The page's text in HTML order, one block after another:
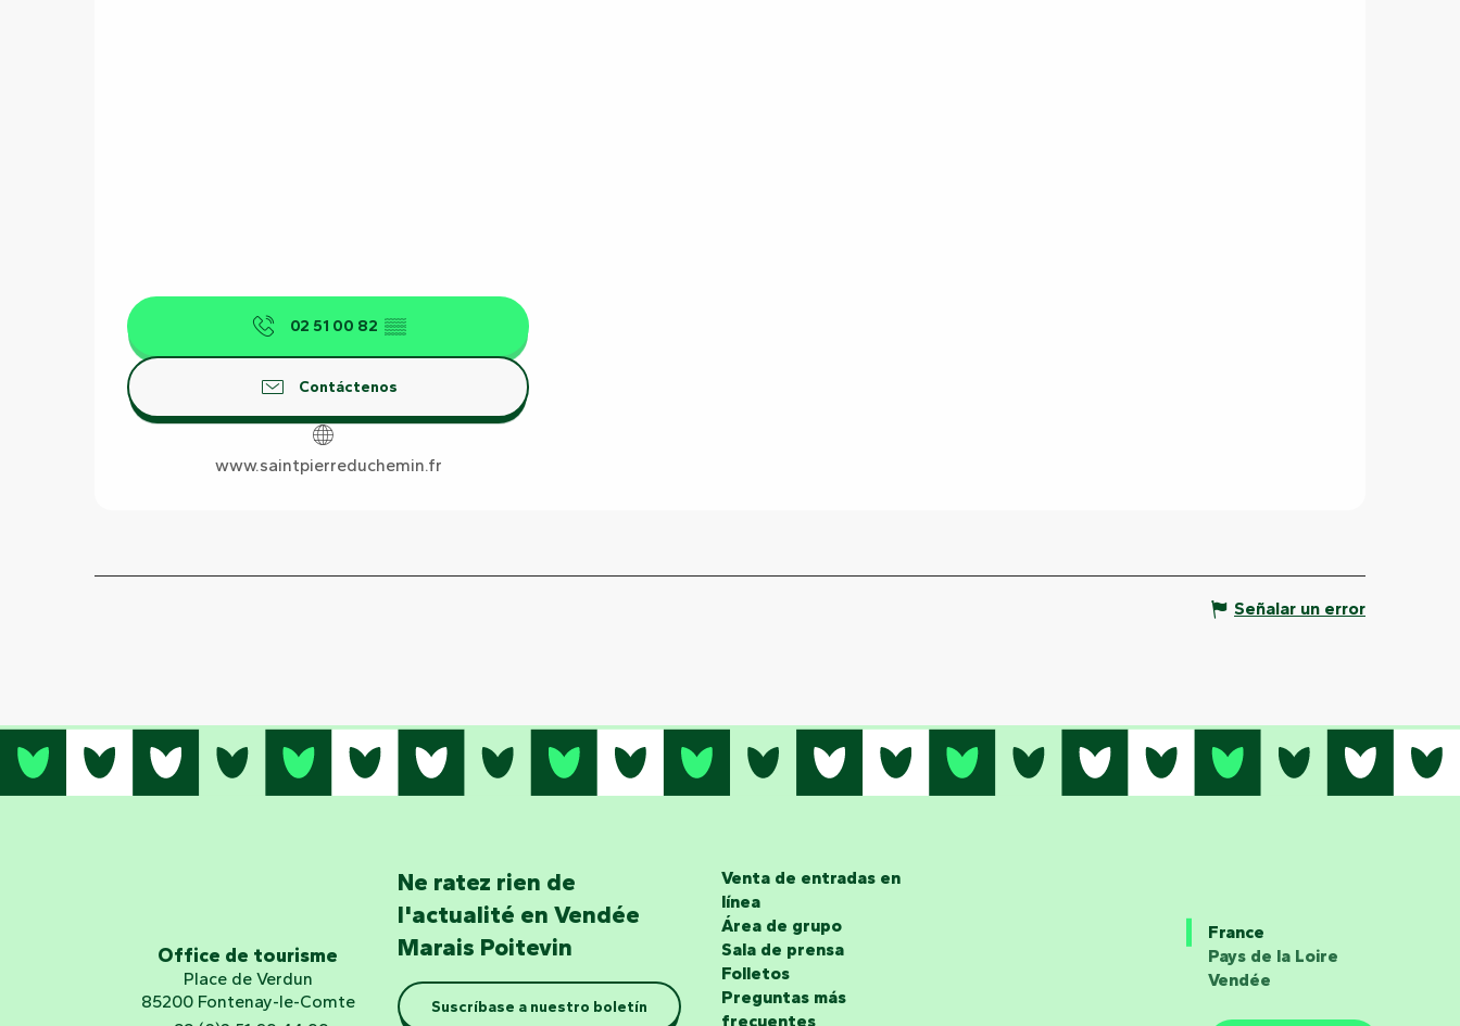
02 51 00 82 ▒▒
Contáctenos
www.saintpierreduchemin.fr
Señalar un error
Office de tourisme
Place de Verdun
85200 Fontenay-le-Comte
Ne ratez rien de
l'actualité en Vendée
Marais Poitevin
Suscríbase a nuestro boletín
Venta de entradas en
línea
Área de grupo
Sala de prensa
Folletos
Preguntas más
frecuentes
France
Pays de la Loire
Vendée